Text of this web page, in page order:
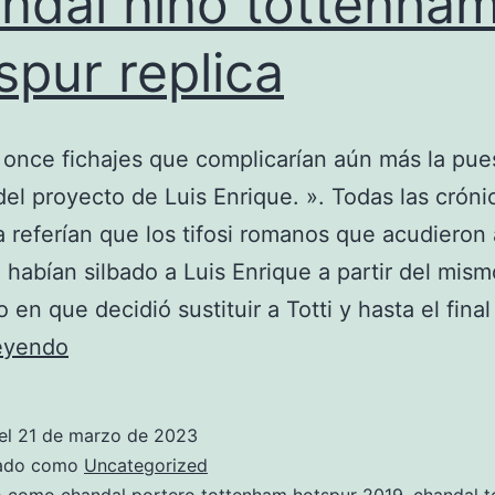
replica
fichajes que complicarían aún más la
proyecto de Luis Enrique. ». Todas las
referían que los tifosi romanos que acudieron
habían silbado a Luis Enrique a partir del
en que decidió sustituir a Totti y hasta el
hotspur
21 de marzo de 2023
como Uncategorized